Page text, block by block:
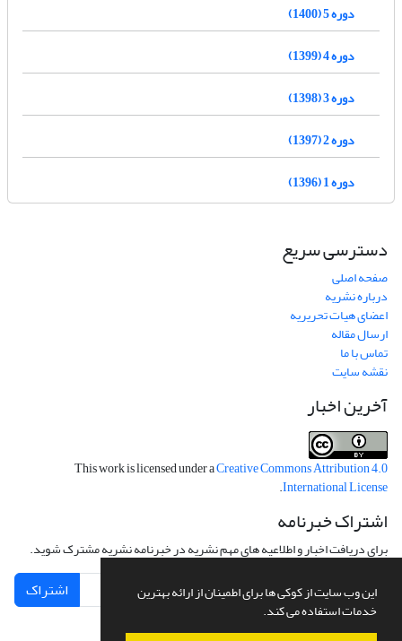
این وب سایت از کوکی ها برای اطمینان از ارائه بهترین
خدمات استفاده می کند.
دوره 5 (1400)
دوره 4 (1399)
دوره 3 (1398)
دوره 2 (1397)
دوره 1 (1396)
دسترسی سریع
صفحه اصلی
درباره نشریه
اعضای هیات تحریریه
ارسال مقاله
تماس با ما
نقشه سایت
آخرین اخبار
This work is licensed under aCreative Commons Attribution 4.0
International License
.
اشتراک خبرنامه
برای دریافت اخبار و اطلاعیه های مهم نشریه در خبرنامه نشریه مشترک شوید.
اشتراک